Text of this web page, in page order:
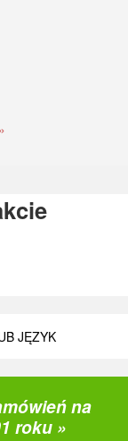
JĘZYK
na
roku »